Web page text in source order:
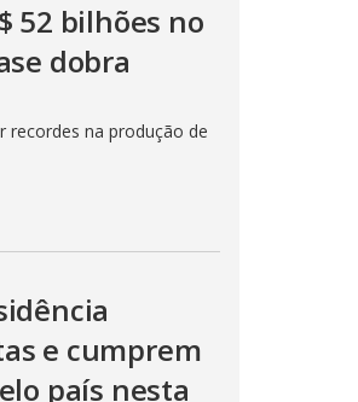
52 bilhões no
dobra
recordes na produção de
e cumprem
país nesta